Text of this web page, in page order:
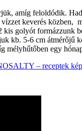
amíg feloldódik.
vízzet keverés közben,
golyót
kb. 5-6 cm
mélyhűtőben egy
– receptek